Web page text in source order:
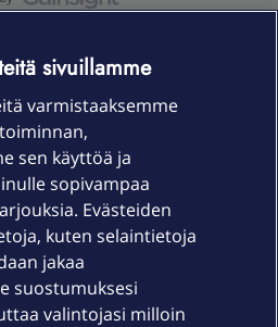
sivuillamme
varmistaaksemme
sen käyttöä ja
sopivampaa
Evästeiden
kuten selaintietoja
jakaa
suostumuksesi
valintojasi milloin